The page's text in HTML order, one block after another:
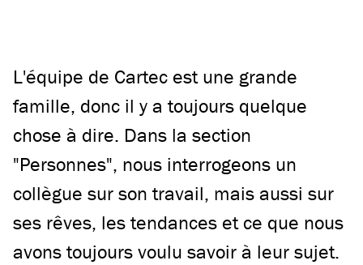
L'équipe de Cartec est une grande
famille, donc il y a toujours quelque
chose à dire. Dans la section
"Personnes", nous interrogeons un
collègue sur son travail, mais aussi sur
ses rêves, les tendances et ce que nous
avons toujours voulu savoir à leur sujet.